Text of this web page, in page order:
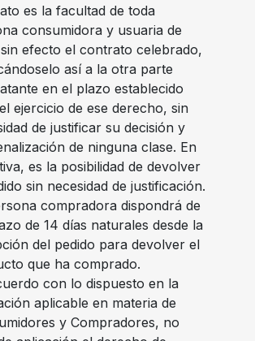
es la facultad de toda
consumidora y usuaria de
efecto el contrato celebrado,
así a la otra parte
en el plazo establecido
ejercicio de ese derecho, sin
de justificar su decisión y
de ninguna clase. En
es la posibilidad de devolver
sin necesidad de justificación.
compradora dispondrá de
de 14 días naturales desde la
del pedido para devolver el
que ha comprado.
con lo dispuesto en la
aplicable en materia de
y Compradores, no